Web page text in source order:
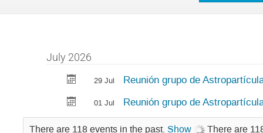
July 2026
29 Jul Reunión grupo de
01 Jul Reunión grupo de
There are 118 events in the past. Show There are